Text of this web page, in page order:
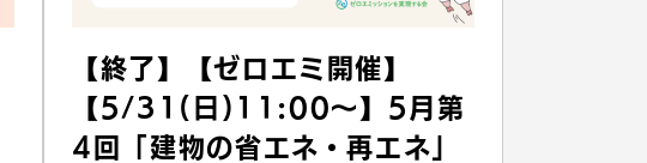
【終了】【ゼロエミ開催】
【5/31(日)11:00〜】5月第
4回「建物の省エネ・再エネ」